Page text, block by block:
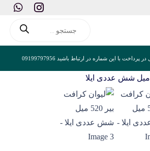
search
با این شماره در ارتباط باشید 09199797956